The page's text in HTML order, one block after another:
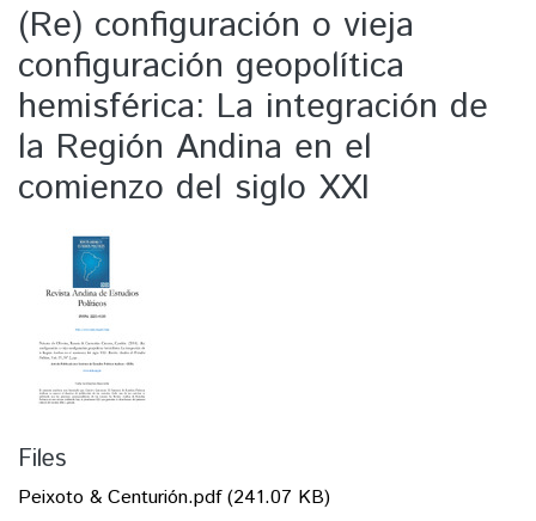
(Re) configuración o vieja
configuración geopolítica
hemisférica: La integración de
la Región Andina en el
comienzo del siglo XXI
Files
Peixoto & Centurión.pdf(241.07 KB)